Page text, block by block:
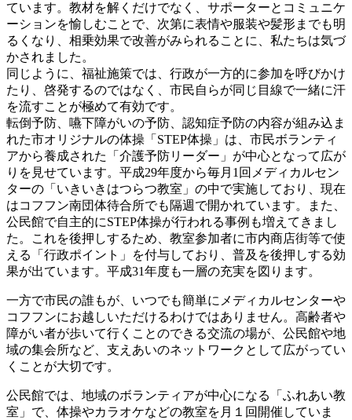
ています。教材を解くだけでなく、サポーターとコミュニケ
ーションを愉しむことで、次第に表情や服装や髪形までも明
るくなり、相乗効果で改善がみられることに、私たちは気づ
かされました。
同じように、福祉施策では、行政が一方的に参加を呼びかけ
たり、啓発するのではなく、市民自らが同じ目線で一緒に汗
を流すことが極めて有効です。
転倒予防、嚥下障がいの予防、認知症予防の内容が組み込ま
れた市オリジナルの体操「STEP体操」は、市民ボランティ
アから養成された「介護予防リーダー」が中心となって広が
りを見せています。平成29年度から毎月1回メディカルセン
ターの「いきいきはつらつ教室」の中で実施しており、現在
はコフフン南団体待合所でも隔週で開かれています。また、
公民館で自主的にSTEP体操が行われる事例も増えてきまし
た。これを後押しするため、教室参加者に市内商店街等で使
える「行政ポイント」を付与しており、普及を後押しする効
果が出ています。平成31年度も一層の充実を図ります。
一方で市民の誰もが、いつでも簡単にメディカルセンターや
コフフンにお越しいただけるわけではありません。高齢者や
障がい者が歩いて行くことのできる交流の場が、公民館や地
域の集会所など、支えあいのネットワークとして広がってい
くことが大切です。
公民館では、地域のボランティアが中心になる「ふれあい教
室」で、体操やカラオケなどの教室を月１回開催していま